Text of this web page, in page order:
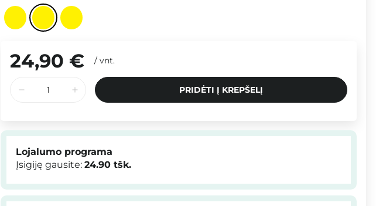
24,90 € / vnt.
PRIDĖTI Į KREPŠELĮ
Lojalumo programa
Įsigiję gausite: 24.90 tšk.